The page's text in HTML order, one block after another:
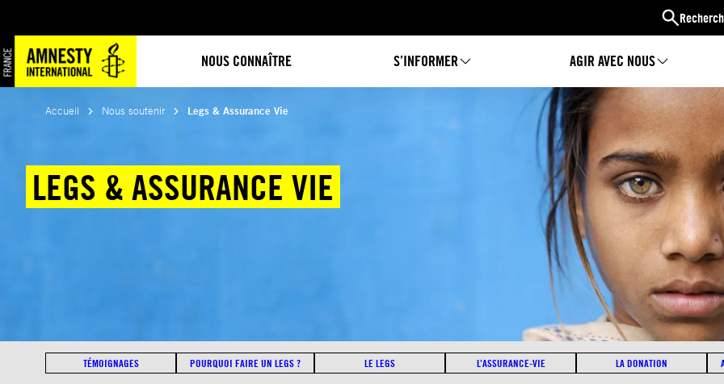
NOUS CONNAÎTRE S’INFORMER AGIR AVEC NOUS
au
contenu
Accueil Nous soutenir Legs & Assurance Vie
LEGS & ASSURANCE VIE
TÉMOIGNAGES POURQUOI FAIRE UN LEGS ? LE LEGS L’ASSURANCE-VIE LA DONATION